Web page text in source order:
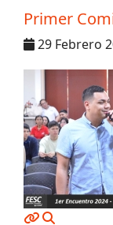
Primer
29 Febrero